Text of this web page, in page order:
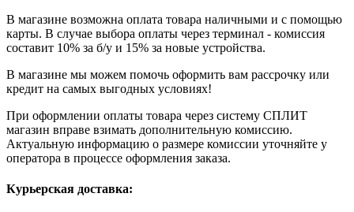
В магазине возможна оплата товара наличными и с помощью
карты. В случае выбора оплаты через терминал - комиссия
составит 10% за б/у и 15% за новые устройства.
В магазине мы можем помочь оформить вам рассрочку или
кредит на самых выгодных условиях!
При оформлении оплаты товара через систему СПЛИТ
магазин вправе взимать дополнительную комиссию.
Актуальную информацию о размере комиссии уточняйте у
оператора в процессе оформления заказа.
Курьерская доставка: